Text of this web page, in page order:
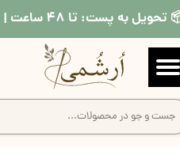
تحویل به پست: تا ۴۸ ساعت |
حساب کاربری من
تغییر گذر واژه
سفارشات